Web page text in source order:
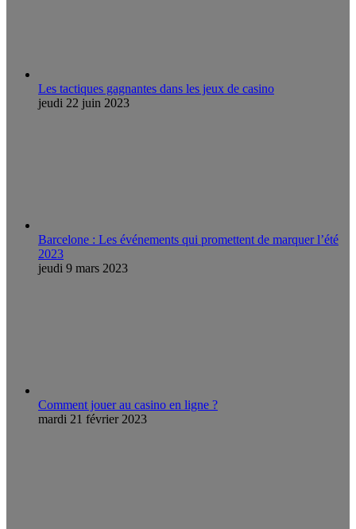
Les tactiques gagnantes dans les jeux de casino
jeudi 22 juin 2023
Barcelone : Les événements qui promettent de marquer l’été
2023
jeudi 9 mars 2023
Comment jouer au casino en ligne ?
mardi 21 février 2023